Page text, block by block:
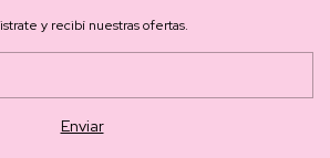
y recibí nuestras ofertas.